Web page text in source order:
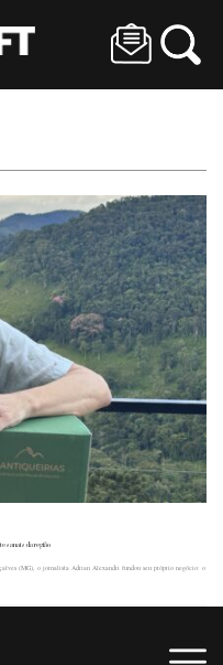
da região
(MG), o jornalista Adrian Alexandri fundou seu próprio negócio: o